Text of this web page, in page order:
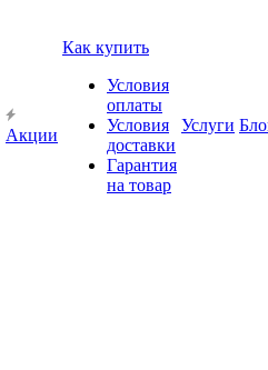
Акции
Как купить
Условия
оплаты
Условия
доставки
Гарантия
на товар
Услуги